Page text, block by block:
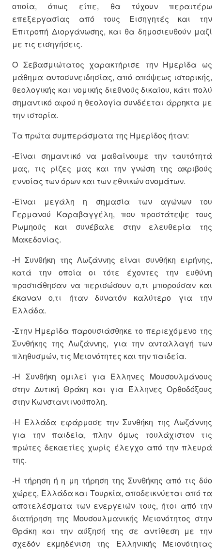
οποία, όπως είπε, θα τύχουν περαιτέρω
επεξεργασίας από τους Εισηγητές και την
Επιτροπή Διοργάνωσης, και θα δημοσιευθούν μαζί
με τις εισηγήσεις.
Ο Σεβασμιώτατος χαρακτήρισε την Ημερίδα ως
μάθημα αυτοσυνειδησίας, από απόψεως ιστορικής,
θεολογικής και νομικής διεθνούς δικαίου, κάτι πολύ
σημαντικό αφού η θεολογία συνδέεται άρρηκτα με
την ιστορία.
Τα πρώτα συμπεράσματα της Ημερίδος ήταν:
-Είναι σημαντικό να μαθαίνουμε την ταυτότητά
μας, τις ρίζες μας και την γνώση της ακριβούς
εννοίας των όρων και των εθνικών ονομάτων.
-Είναι μεγάλη η σημασία των αγώνων του
Γερμανού Καραβαγγέλη, που προστάτεψε τους
Ρωμηούς και συνέβαλε στην ελευθερία της
Μακεδονίας.
-Η Συνθήκη της Λωζάννης είναι συνθήκη ειρήνης,
κατά την οποία οι τότε έχοντες την ευθύνη
προσπάθησαν να περισώσουν ο,τι μπορούσαν και
έκαναν ο,τι ήταν δυνατόν καλύτερο για την
Ελλάδα.
-Στην Ημερίδα παρουσιάσθηκε το περιεχόμενο της
Συνθήκης της Λωζάννης, για την ανταλλαγή των
πληθυσμών, τις Μειονότητες και την παιδεία.
-Η Συνθήκη ομιλεί για Έλληνες Μουσουλμάνους
στην Δυτική Θράκη και για Έλληνες Ορθοδόξους
στην Κωνσταντινούπολη.
-Η Ελλάδα εφάρμοσε την Συνθήκη της Λωζάννης
για την παιδεία, πλην όμως τουλάχιστον τις
πρώτες δεκαετίες χωρίς έλεγχο από την πλευρά
της.
-Η τήρηση ή η μη τήρηση της Συνθήκης από τις δύο
χώρες, Ελλάδα και Τουρκία, αποδεικνύεται από τα
αποτελέσματα των ενεργειών τους, ήτοι από την
διατήρηση της Μουσουλμανικής Μειονότητος στην
Θράκη και την αύξησή της σε αντίθεση με την
σχεδόν εκμηδένιση της Ελληνικής Μειονότητας